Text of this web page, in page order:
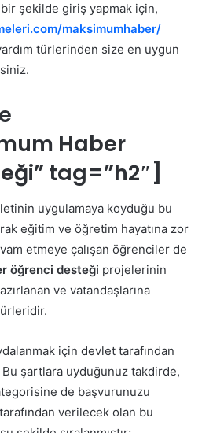
şekilde giriş yapmak için,
maksimumhaber/
türlerinden size en uygun
Haber
tag=”h2″]
uygulamaya koyduğu bu
eğitim ve öğretim hayatına zor
etmeye çalışan öğrenciler de
öğrenci desteği projelerinin
ve vatandaşlarına
için devlet tarafından
şartlara uyduğunuz takdirde,
de başvurunuzu
verilecek olan bu